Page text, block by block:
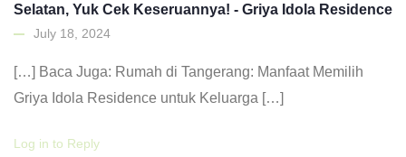
Selatan, Yuk Cek Keseruannya! - Griya Idola Residence
July 18, 2024
[…] Baca Juga: Rumah di Tangerang: Manfaat Memilih
Griya Idola Residence untuk Keluarga […]
Log in to Reply